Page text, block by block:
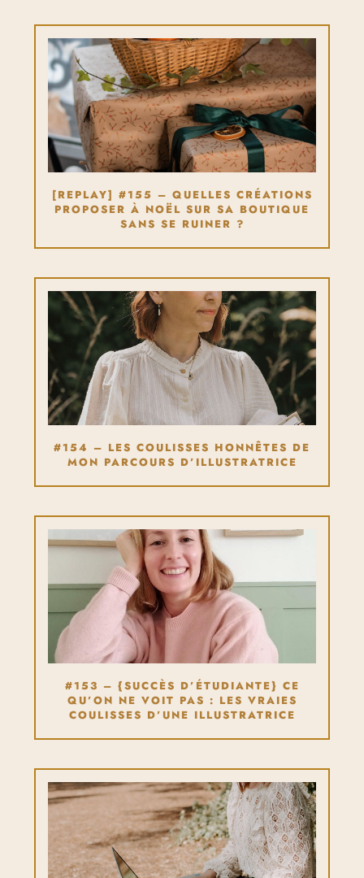
[REPLAY] #155 – QUELLES CRÉATIONS
PROPOSER À NOËL SUR SA BOUTIQUE
SANS SE RUINER ?
#154 – LES COULISSES HONNÊTES DE
MON PARCOURS D’ILLUSTRATRICE
#153 – {SUCCÈS D’ÉTUDIANTE} CE
QU’ON NE VOIT PAS : LES VRAIES
COULISSES D’UNE ILLUSTRATRICE